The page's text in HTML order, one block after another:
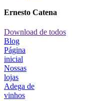
Ernesto Catena
Download de todos
Blog
Página
inicial
Nossas
lojas
Adega de
vinhos